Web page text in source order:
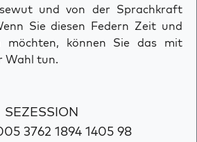
und von der Sprachkraft
Sie diesen Federn Zeit und
möchten, können Sie das mit
Wahl tun.
SEZESSION
3762 1894 1405 98